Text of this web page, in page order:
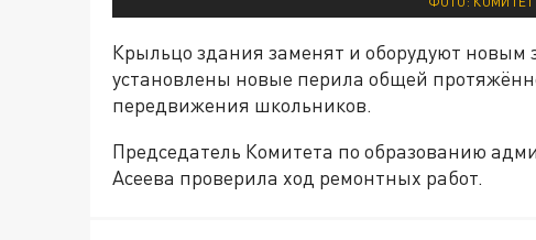
Крыльцо здания заменят и оборудуют
установлены новые перила общей
передвижения школьников.
Председатель Комитета по образованию
Асеева проверила ход ремонтных работ.